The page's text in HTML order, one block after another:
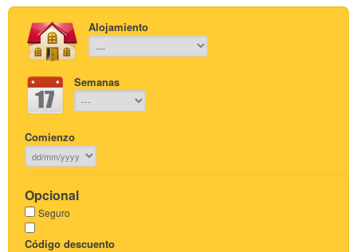
Alojamiento
Semanas
Comienzo
Opcional
Seguro
Código descuento